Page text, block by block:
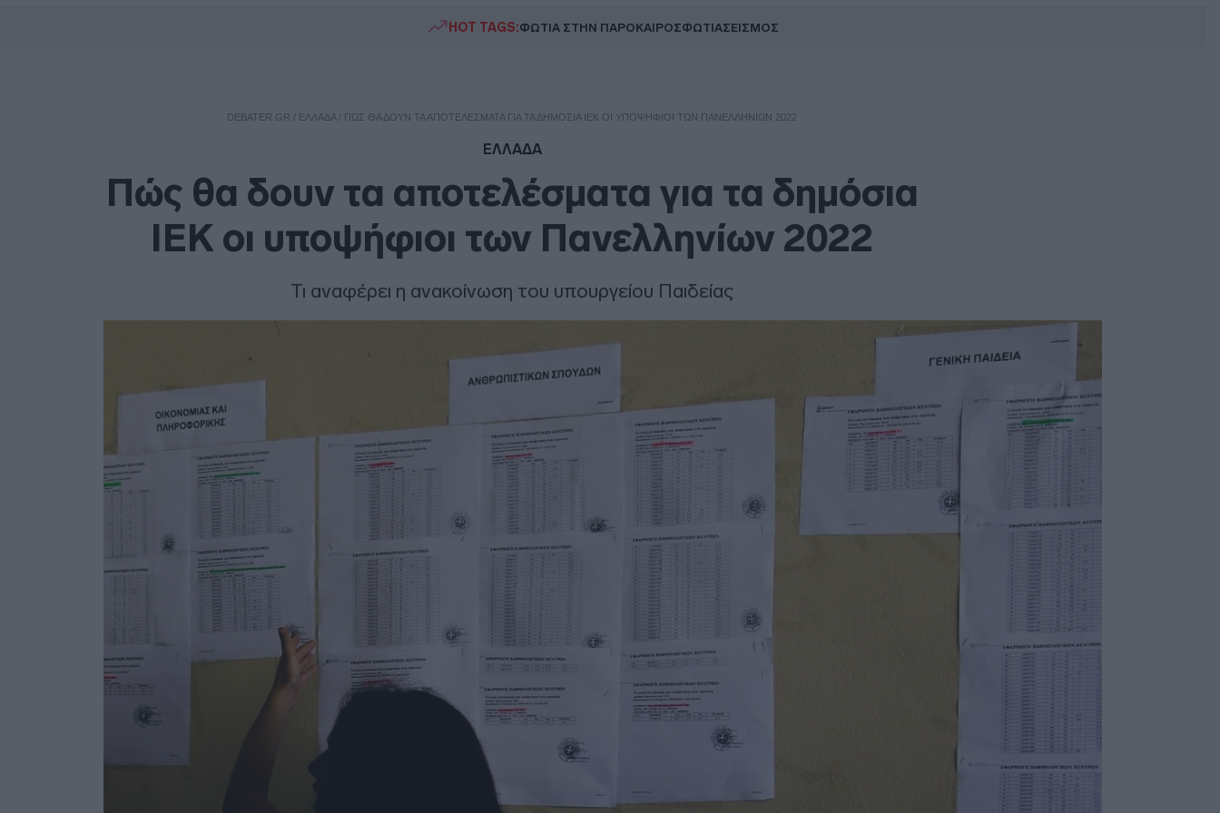
HOT TAGS:ΦΩΤΙΑ ΣΤΗΝ ΠΑΡΟΚΑΙΡΟΣΦΩΤΙΑΣΕΙΣΜΟΣ
DEBATER.GR / ΕΛΛΑΔΑ/ ΠΏΣ ΘΑ ΔΟΥΝ ΤΑ ΑΠΟΤΕΛΈΣΜΑΤΑ ΓΙΑ ΤΑ ΔΗΜΌΣΙΑ ΙΕΚ ΟΙ ΥΠΟΨΉΦΙΟΙ ΤΩΝ ΠΑΝΕΛΛΗΝΊΩΝ 2022
ΕΛΛΑΔΑ
Πώς θα δουν τα αποτελέσματα για τα δημόσια
ΙΕΚ οι υποψήφιοι των Πανελληνίων 2022
Τι αναφέρει η ανακοίνωση του υπουργείου Παιδείας